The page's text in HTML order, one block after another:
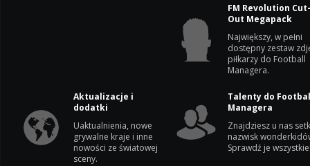
FM Revolution
Out Megapack
Największy, w pełni
dostępny zestaw
piłkarzy do Football
Managera.
Aktualizacje i
dodatki
Uaktualnienia, nowe
grywalne kraje i inne
nowości ze światowej
sceny.
Talenty do
Managera
Znajdziesz u nas
nazwisk
Sprawdź je